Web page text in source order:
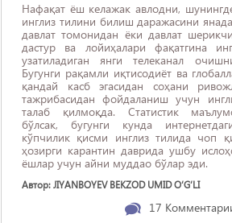
Нафақат ёш келажак авлодни,
инглиз тилини билиш даражасини
давлат томонидан ёки давлат
дастур ва лойиҳалари фақатгина
узатиладиган янги телеканал
Бугунги рақамли иқтисодиёт ва
қандай касб эгасидан соҳани
тажрибасидан фойдаланиш учун
талаб қилмоқда. Статистик
бўлсак, бугунги кунда
кўпчилик қисми инглиз тилида чоп
ҳозирги карантин даврида ушбу
ёшлар учун айни муддао бўлар эди.
Автор: JIYANBOYEV BEKZOD UMID O‘G‘LI
17